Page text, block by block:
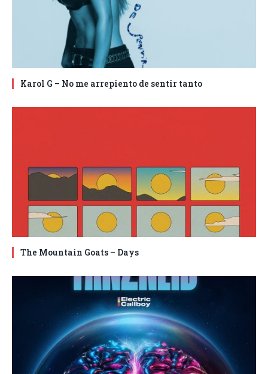
Karol G – No me arrepiento de sentir tanto
The Mountain Goats – Days